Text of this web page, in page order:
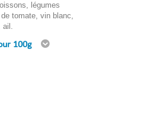
légumes
tomate, vin blanc,
ail.
100g